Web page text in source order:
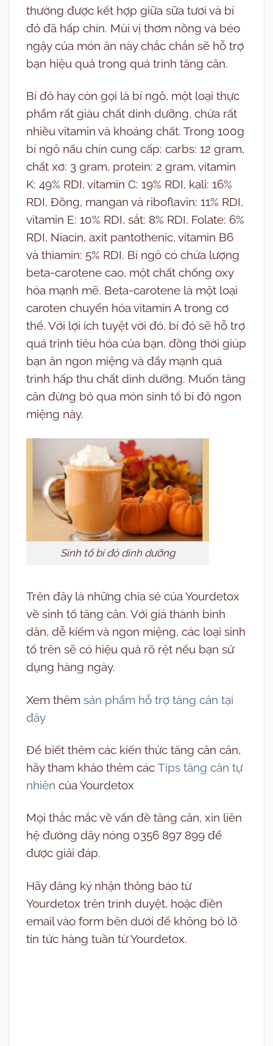
thường được kết hợp giữa sữa tươi và bí
đỏ đã hấp chín. Mùi vị thơm nồng và béo
ngậy của món ăn này chắc chắn sẽ hỗ trợ
bạn hiệu quả trong quá trình tăng cân.
Bí đỏ hay còn gọi là bí ngô, một loại thực
phẩm rất giàu chất dinh dưỡng, chứa rất
nhiều vitamin và khoáng chất. Trong 100g
bí ngô nấu chín cung cấp: carbs: 12 gram,
chất xơ: 3 gram, protein: 2 gram, vitamin
K: 49% RDI, vitamin C: 19% RDI, kali: 16%
RDI, Đồng, mangan và riboflavin: 11% RDI,
vitamin E: 10% RDI, sắt: 8% RDI, Folate: 6%
RDI, Niacin, axit pantothenic, vitamin B6
và thiamin: 5% RDI. Bí ngô có chứa lượng
beta-carotene cao, một chất chống oxy
hóa mạnh mẽ. Beta-carotene là một loại
caroten chuyển hóa vitamin A trong cơ
thể. Với lợi ích tuyệt vời đó, bí đỏ sẽ hỗ trợ
quá trình tiêu hóa của bạn, đồng thời giúp
bạn ăn ngon miệng và đẩy mạnh quá
trình hấp thu chất dinh dưỡng. Muốn tăng
cân đừng bỏ qua món sinh tố bí đỏ ngon
miệng này.
Sinh tố bí đỏ dinh dưỡng
Trên đây là những chia sẻ của Yourdetox
về sinh tố tăng cân. Với giá thành bình
dân, dễ kiếm và ngon miệng, các loại sinh
tố trên sẽ có hiệu quả rõ rệt nếu bạn sử
dụng hàng ngày.
Xem thêmsản phẩm hỗ trợ tăng cân tại
đây
Để biết thêm các kiến thức tăng cân cân,
hãy tham khảo thêm cácTips tăng cân tự
nhiên của Yourdetox
Mọi thắc mắc về vấn đề tăng cân, xin liên
hệ đường dây nóng 0356 897 899 để
được giải đáp.
Hãy đăng ký nhận thông báo từ
Yourdetox trên trình duyệt, hoặc điền
email vào form bên dưới để không bỏ lỡ
tin tức hàng tuần từ Yourdetox.